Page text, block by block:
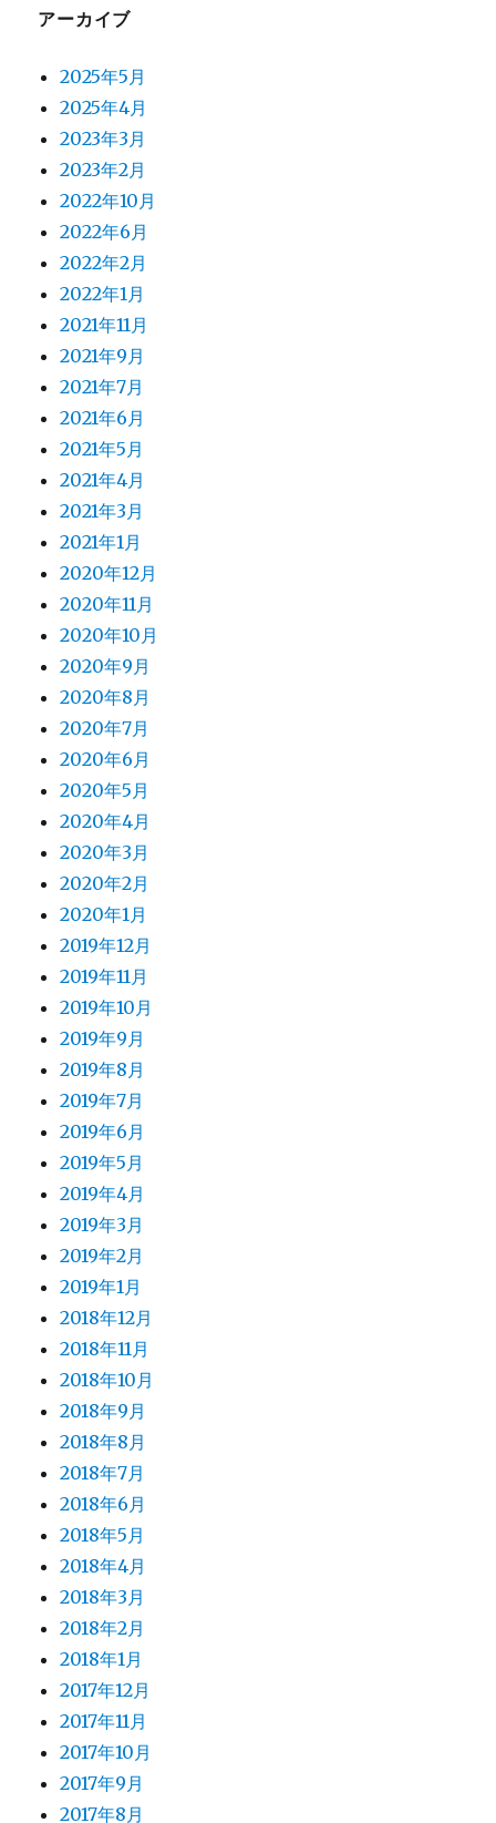
アーカイブ
2025年5月
2025年4月
2023年3月
2023年2月
2022年10月
2022年6月
2022年2月
2022年1月
2021年11月
2021年9月
2021年7月
2021年6月
2021年5月
2021年4月
2021年3月
2021年1月
2020年12月
2020年11月
2020年10月
2020年9月
2020年8月
2020年7月
2020年6月
2020年5月
2020年4月
2020年3月
2020年2月
2020年1月
2019年12月
2019年11月
2019年10月
2019年9月
2019年8月
2019年7月
2019年6月
2019年5月
2019年4月
2019年3月
2019年2月
2019年1月
2018年12月
2018年11月
2018年10月
2018年9月
2018年8月
2018年7月
2018年6月
2018年5月
2018年4月
2018年3月
2018年2月
2018年1月
2017年12月
2017年11月
2017年10月
2017年9月
2017年8月